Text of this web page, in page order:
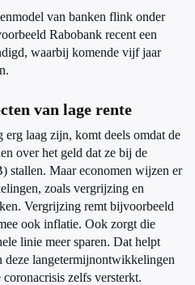
van banken flink onder
Rabobank recent een
waarbij komende vijf jaar
van lage rente
erg laag zijn, komt deels omdat de
over het geld dat ze bij de
stallen. Maar economen wijzen er
zoals vergrijzing en
Vergrijzing remt bijvoorbeeld
ook inflatie. Ook zorgt die
linie meer sparen. Dat helpt
deze langetermijnontwikkelingen
zelfs versterkt.